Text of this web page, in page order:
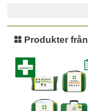
Produkter